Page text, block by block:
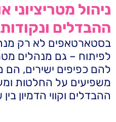
ניהול מטריציוני
ההבדלים
בסטארטאפים לא רק
לפיתוח – גם מנהלים
להם כפיפים ישירים, הם
משפיעים על החלטות
ההבדלים וקווי הדמיון